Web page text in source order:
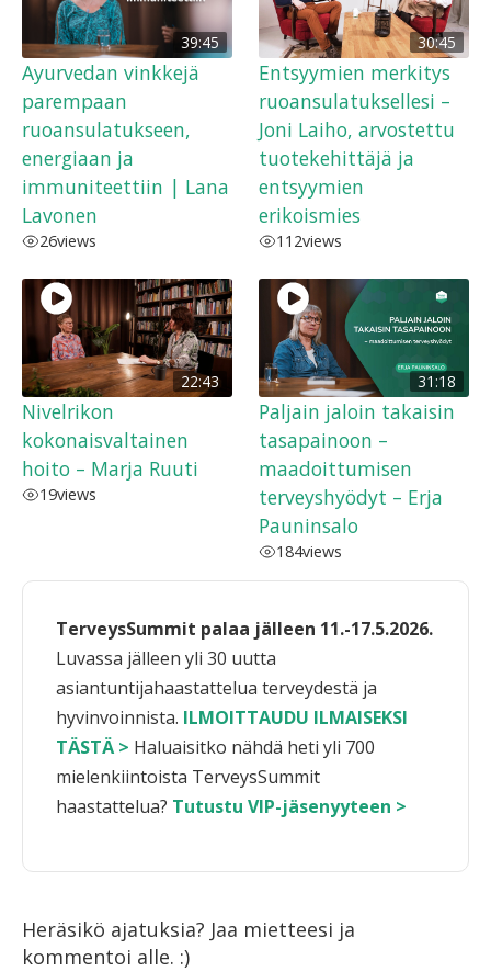
39:45
Ayurvedan vinkkejä
parempaan
ruoansulatukseen,
energiaan ja
immuniteettiin | Lana
Lavonen
26views
30:45
Entsyymien merkitys
ruoansulatuksellesi –
Joni Laiho, arvostettu
tuotekehittäjä ja
entsyymien
erikoismies
112views
22:43
Nivelrikon
kokonaisvaltainen
hoito – Marja Ruuti
19views
31:18
Paljain jaloin takaisin
tasapainoon –
maadoittumisen
terveyshyödyt – Erja
Pauninsalo
184views
TerveysSummit palaa jälleen 11.-17.5.2026.
Luvassa jälleen yli 30 uutta
asiantuntijahaastattelua terveydestä ja
hyvinvoinnista. ILMOITTAUDU ILMAISEKSI
TÄSTÄ > Haluaisitko nähdä heti yli 700
mielenkiintoista TerveysSummit
haastattelua? Tutustu VIP-jäsenyyteen >
Heräsikö ajatuksia? Jaa mietteesi ja
kommentoi alle. :)